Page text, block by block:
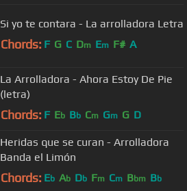
Si yo te contara - La arrolladora Letra
Chords: F G C Dm Em F# A
La Arrolladora - Ahora Estoy De Pie
(letra)
Chords: F Eb Bb Cm Gm G D
Heridas que se curan - Arrolladora
Banda el Limón
Chords: Eb Ab Db Fm Cm Bbm Bb